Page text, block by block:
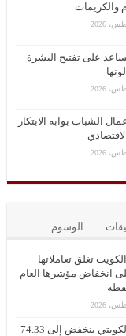
والكريمات
على تفتيح البشرة
الشباب بوابه الابتكار
الوسوم
تغلق تعاملاتها
انخفاض مؤشرها العام
النفط الكويتي ينخفض إلى 74.33